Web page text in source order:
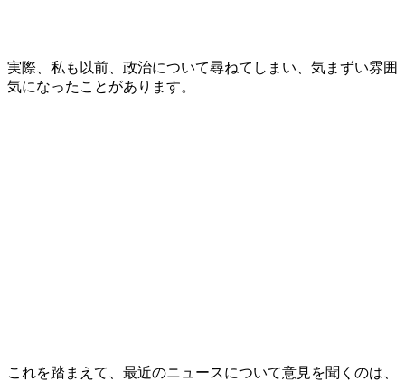
実際、私も以前、政治について尋ねてしまい、気まずい雰囲
気になったことがあります。
これを踏まえて、最近のニュースについて意見を聞くのは、